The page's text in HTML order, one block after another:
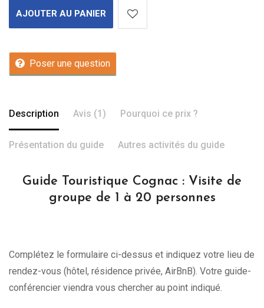
AJOUTER AU PANIER
Poser une question
Description Avis (1) Pourquoi ce prix ?
Présentation du guide Autres activités du guide
Guide Touristique Cognac : Visite de
groupe de 1 à 20 personnes
Complétez le formulaire ci-dessus et indiquez votre lieu de
rendez-vous (hôtel, résidence privée, AirBnB). Votre guide-
conférencier viendra vous chercher au point indiqué.